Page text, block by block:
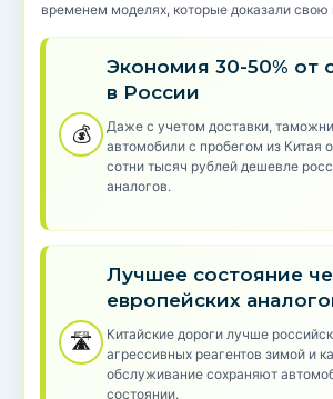
временем моделях, которые доказали
💰
Экономия 30-50% от
в России
Даже с учетом доставки,
автомобили с пробегом из Китая
сотни тысяч рублей дешевле
аналогов.
🛣️
Лучшее состояние
европейских
Китайские дороги лучше
агрессивных реагентов зимой и
обслуживание сохраняют
состоянии.